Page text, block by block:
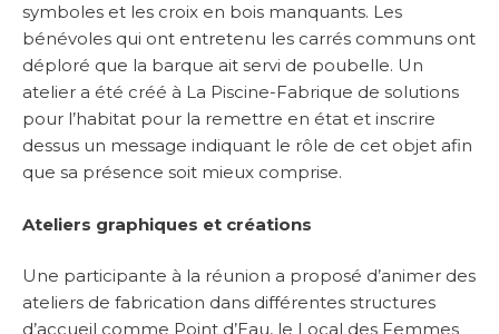
symboles et les croix en bois manquants. Les
bénévoles qui ont entretenu les carrés communs ont
déploré que la barque ait servi de poubelle. Un
atelier a été créé à La Piscine-Fabrique de solutions
pour l’habitat pour la remettre en état et inscrire
dessus un message indiquant le rôle de cet objet afin
que sa présence soit mieux comprise.
Ateliers graphiques et créations
Une participante à la réunion a proposé d’animer des
ateliers de fabrication dans différentes structures
d’accueil comme Point d’Eau, le Local des Femmes